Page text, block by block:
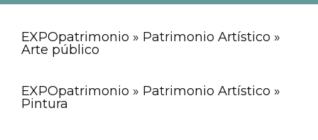
EXPOpatrimonio » Patrimonio Artístico »
Arte público
EXPOpatrimonio » Patrimonio Artístico »
Pintura